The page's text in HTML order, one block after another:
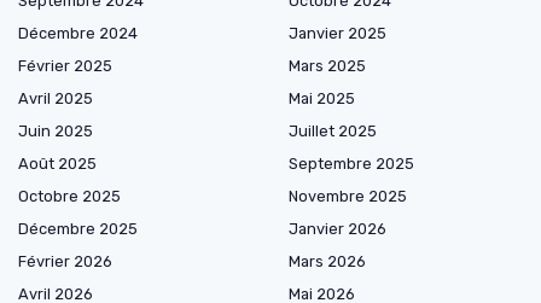
Décembre 2024
Janvier 2025
Février 2025
Mars 2025
Avril 2025
Mai 2025
Juin 2025
Juillet 2025
Août 2025
Septembre 2025
Octobre 2025
Novembre 2025
Décembre 2025
Janvier 2026
Février 2026
Mars 2026
Avril 2026
Mai 2026